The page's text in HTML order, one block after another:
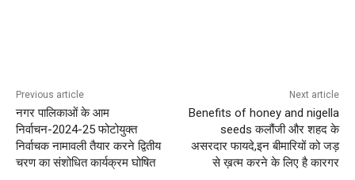
Previous article
नगर पालिकाओं के आम
निर्वाचन-2024-25 फोटोयुक्त
निर्वाचक नामावली तैयार करने द्वितीय
चरण का संशोधित कार्यक्रम घोषित
Next article
Benefits of honey and nigella
seeds कलौंजी और शहद के
असरदार फायदे,इन बीमारियों को जड़
से ख़त्म करने के लिए है कारगर